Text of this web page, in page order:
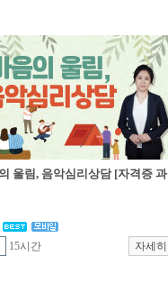
울림, 음악심리상담 [자격증 과
15시간